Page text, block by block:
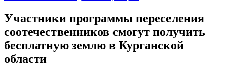
Участники программы переселения
соотечественников смогут получить
бесплатную землю в Курганской
области